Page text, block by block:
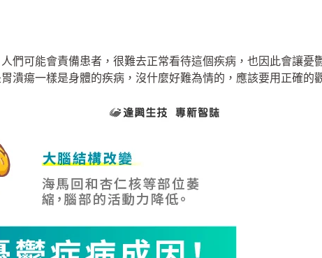
們可能會責備患者，很難去正常看待這個疾病，也因此會讓
潰瘍一樣是身體的疾病，沒什麼好難為情的，應該要用正確的